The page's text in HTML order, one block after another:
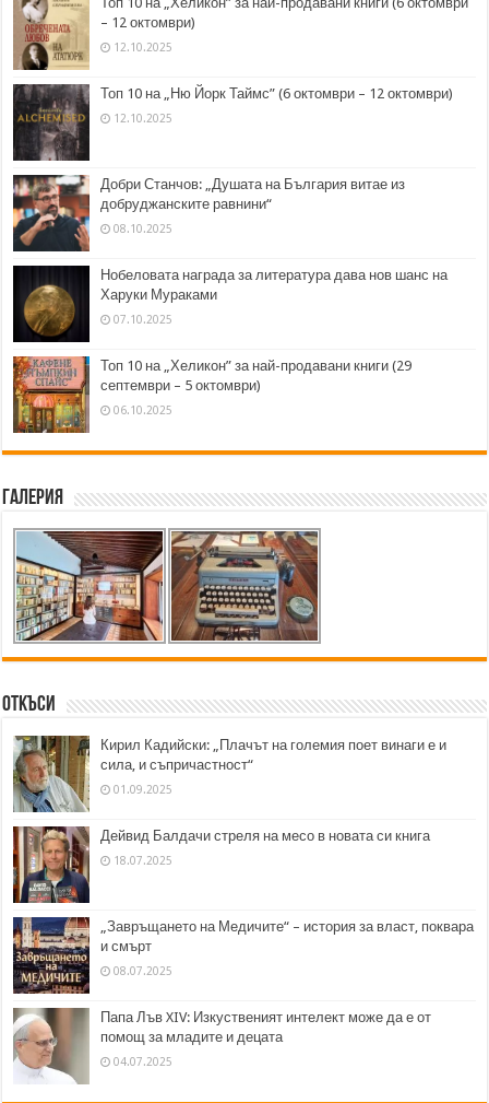
– 12 октомври)
12.10.2025
Топ 10 на „Ню Йорк Таймс” (6 октомври – 12 октомври)
12.10.2025
Добри Станчов: „Душата на България витае из
добруджанските равнини“
08.10.2025
Нобеловата награда за литература дава нов шанс на
Харуки Мураками
07.10.2025
Топ 10 на „Хеликон” за най-продавани книги (29
септември – 5 октомври)
06.10.2025
Галерия
Откъси
Кирил Кадийски: „Плачът на големия поет винаги е и
сила, и съпричастност“
01.09.2025
Дейвид Балдачи стреля на месо в новата си книга
18.07.2025
„Завръщането на Медичите“ – история за власт, поквара
и смърт
08.07.2025
Папа Лъв XIV: Изкуственият интелект може да е от
помощ за младите и децата
04.07.2025